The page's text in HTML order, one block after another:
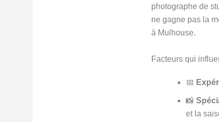
photographe de
ne gagne pas la
à Mulhouse.
Facteurs qui
📅
📸
et la